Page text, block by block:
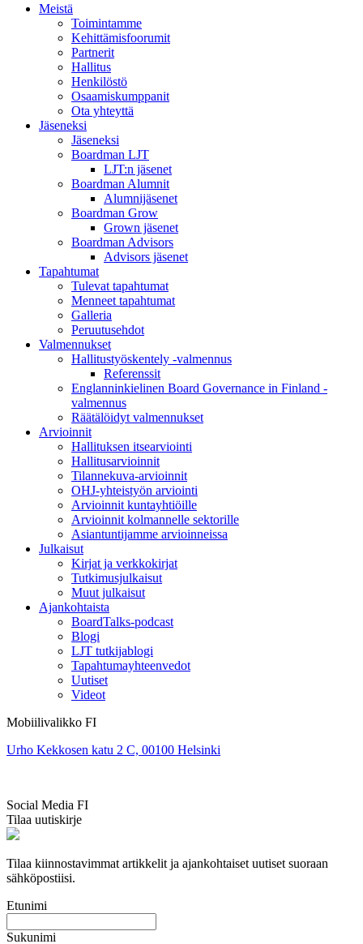
Meistä
Toimintamme
Kehittämisfoorumit
Partnerit
Hallitus
Henkilöstö
Osaamiskumppanit
Ota yhteyttä
Jäseneksi
Jäseneksi
Boardman LJT
LJT:n jäsenet
Boardman Alumnit
Alumnijäsenet
Boardman Grow
Grown jäsenet
Boardman Advisors
Advisors jäsenet
Tapahtumat
Tulevat tapahtumat
Menneet tapahtumat
Galleria
Peruutusehdot
Valmennukset
Hallitustyöskentely -valmennus
Referenssit
Englanninkielinen Board Governance in Finland -
valmennus
Räätälöidyt valmennukset
Arvioinnit
Hallituksen itsearviointi
Hallitusarvioinnit
Tilannekuva-arvioinnit
OHJ-yhteistyön arviointi
Arvioinnit kuntayhtiöille
Arvioinnit kolmannelle sektorille
Asiantuntijamme arvioinneissa
Julkaisut
Kirjat ja verkkokirjat
Tutkimusjulkaisut
Muut julkaisut
Ajankohtaista
BoardTalks-podcast
Blogi
LJT tutkijablogi
Tapahtumayhteenvedot
Uutiset
Videot
Mobiilivalikko FI
Urho Kekkosen katu 2 C, 00100 Helsinki
Social Media FI
Tilaa uutiskirje
Tilaa kiinnostavimmat artikkelit ja ajankohtaiset uutiset suoraan
sähköpostiisi.
Etunimi
Sukunimi